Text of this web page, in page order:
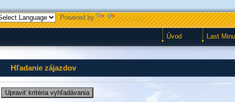
Powered by Translate
Úvod Last
Hľadanie zájazdov